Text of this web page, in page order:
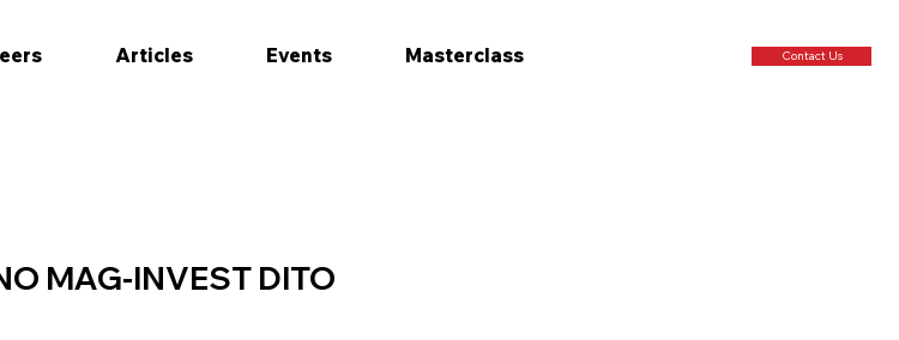
Articles Events Masterclass Contact Us
MAG-INVEST DITO